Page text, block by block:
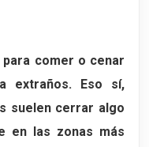
comer o cenar
extraños. Eso sí,
suelen cerrar algo
en las zonas más